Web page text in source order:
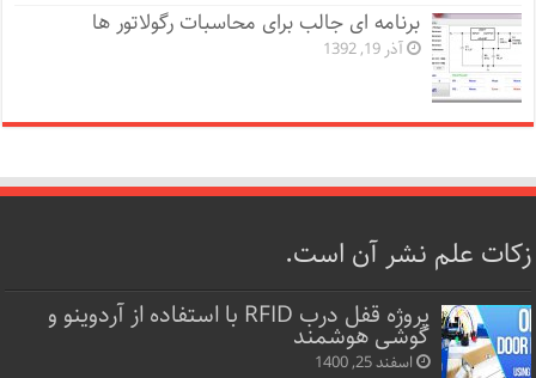
برنامه ای جالب برای محاسبات رگولاتور ها
آذر 19, 1392
زکات علم نشر آن است.
پروژه قفل‌ درب RFID با استفاده از آردوینو و
گوشی هوشمند
اسفند 25, 1400